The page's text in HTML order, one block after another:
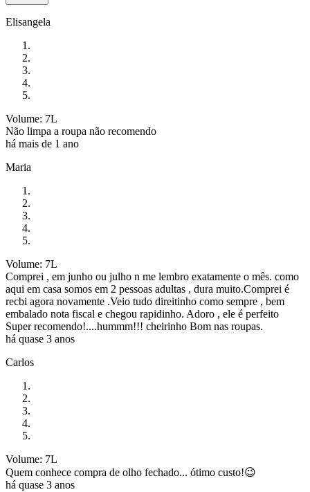
Elisangela
Volume: 7L
Não limpa a roupa não recomendo
há mais de 1 ano
Maria
Volume: 7L
Comprei , em junho ou julho n me lembro exatamente o mês. como
aqui em casa somos em 2 pessoas adultas , dura muito.Comprei é
recbi agora novamente .Veio tudo direitinho como sempre , bem
embalado nota fiscal e chegou rapidinho. Adoro , ele é perfeito
Super recomendo!....hummm!!! cheirinho Bom nas roupas.
há quase 3 anos
Carlos
Volume: 7L
Quem conhece compra de olho fechado... ótimo custo!😉
há quase 3 anos